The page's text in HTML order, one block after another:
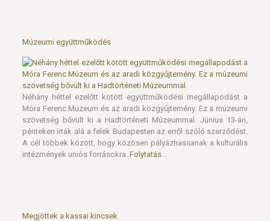
Múzeumi együttműködés
Néhány héttel ezelőtt kötött együttműködési megállapodást a
Móra Ferenc Múzeum és az aradi közgyűjtemény. Ez a múzeumi
szövetség bővült ki a Hadtörténeti Múzeummal. Június 13-án,
pénteken írták alá a felek Budapesten az erről szóló szerződést.
A cél többek között, hogy közösen pályázhassanak a kulturális
intézmények uniós forrásokra. Folytatás…
Megjöttek a kassai kincsek